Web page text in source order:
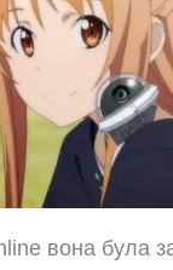
вона була